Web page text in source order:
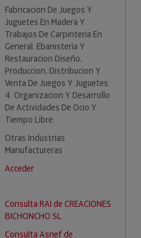
Fabricacion De Juegos Y
Juguetes En Madera Y
Trabajos De Carpinteria En
General. Ebanisteria Y
Restauracion Diseño,
Produccion, Distribucion Y
Venta De Juegos Y Juguetes.
4. Organizacion Y Desarrollo
De Actividades De Ocio Y
Tiempo Libre.
Otras Industrias
Manufactureras
Acceder
Consulta RAI de CREACIONES
BICHONCHO SL
Consulta Asnef de